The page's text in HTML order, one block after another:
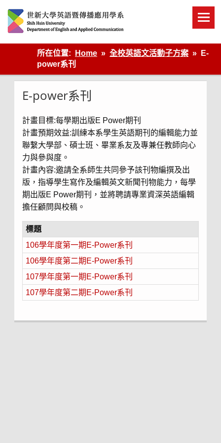
content
英語傳播
所在位置:
Home 全校英語文活動子方案
E-
power系刊
E-power系刊
計畫目標:每學期出版E Power期刊
計畫預期效益:訓練本系學生英語期刊的編輯能力並
聯繫大學部、碩士班、畢業系友及專兼任教師向心
力與參與度。
計畫內容:邀請全系師生共同參予該刊物編撰及出
版，指導學生寫作及編輯英文新聞刊物能力，每學
期出版E Power期刊，並將聘請專業資深英語編輯
擔任顧問與校稿。
標題
106學年度第一期E-Power系刊
106學年度第二期E-Power系刊
107學年度第一期E-Power系刊
107學年度第二期E-Power系刊